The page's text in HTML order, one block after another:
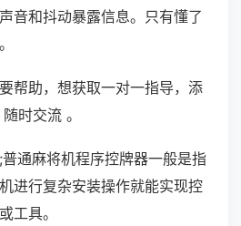
音和抖动暴露信息。只有懂了
帮助，想获取一对一指导，添
时交流 。
通麻将机程序控牌器一般是指
进行复杂安装操作就能实现控
工具。